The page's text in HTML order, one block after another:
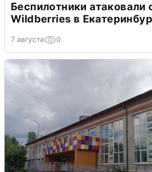
Беспилотники атаковали
Wildberries в
7 августа 0